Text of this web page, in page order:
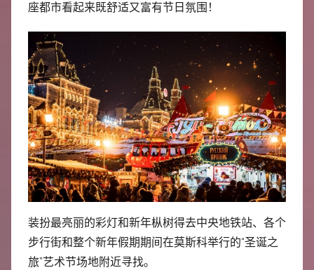
座都市看起来既舒适又富有节日氛围！
装扮最亮丽的彩灯和新年枞树得去中央地铁站、各个
步行街和整个新年假期期间在莫斯科举行的“圣诞之
旅”艺术节场地附近寻找。